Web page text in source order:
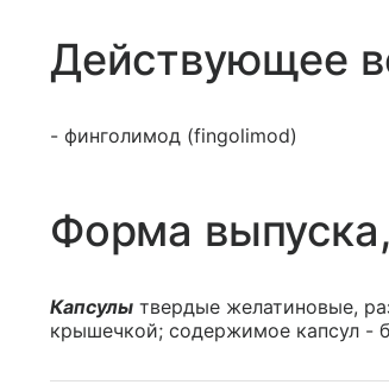
Действующее
- финголимод (fingolimod)
Форма
Капсулы твердые желатиновые,
крышечкой; содержимое капсул -